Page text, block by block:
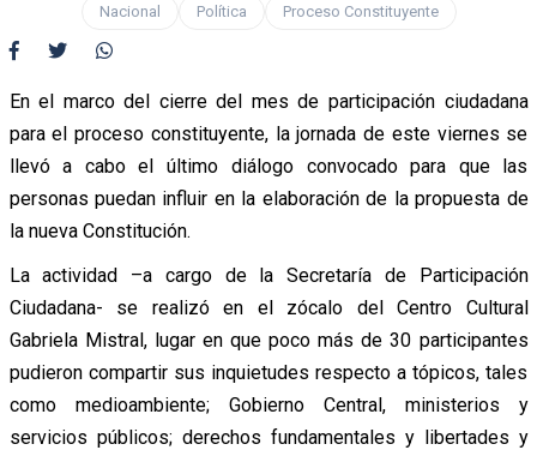
Nacional Política Proceso Constituyente
En el marco del cierre del mes de participación ciudadana
para el proceso constituyente, la jornada de este viernes se
llevó a cabo el último diálogo convocado para que las
personas puedan influir en la elaboración de la propuesta de
la nueva Constitución.
La actividad –a cargo de la Secretaría de Participación
Ciudadana- se realizó en el zócalo del Centro Cultural
Gabriela Mistral, lugar en que poco más de 30 participantes
pudieron compartir sus inquietudes respecto a tópicos, tales
como medioambiente; Gobierno Central, ministerios y
servicios públicos; derechos fundamentales y libertades y